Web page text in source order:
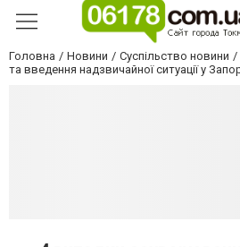
Головна Новини Суспільство новини
та введення надзвичайної ситуації у